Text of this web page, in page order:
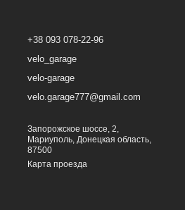
+38 093 078-22-96
velo_garage
velo-garage
velo.garage777@gmail.com
Запорожское шоссе, 2,
Мариуполь, Донецкая область,
87500
Карта проезда